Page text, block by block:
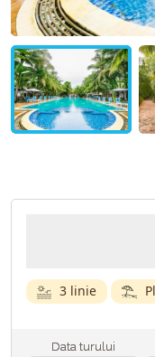
3 linie
Data turului